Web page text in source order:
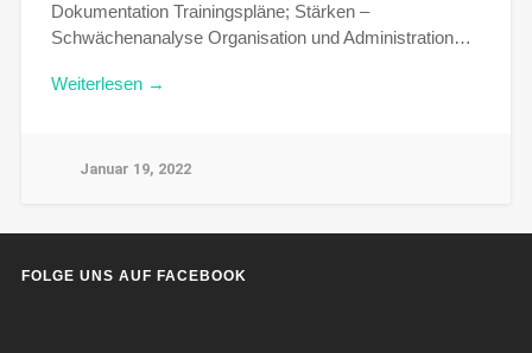
Dokumentation Trainingspläne; Stärken –
Schwächenanalyse Organisation und Administration…
Weiterlesen →
Januar 19, 2022
FOLGE UNS AUF FACEBOOK